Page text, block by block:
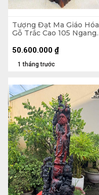
Tượng Đạt Ma Giáo Hóa
Gỗ Trắc Cao 105 Ngang
1 tháng trước
50.600.000 ₫